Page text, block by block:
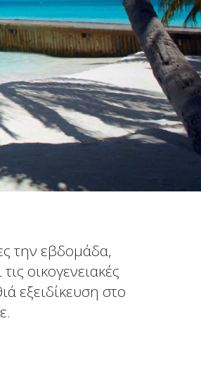
την εβδομάδα,
οικογενειακές
εξειδίκευση στο